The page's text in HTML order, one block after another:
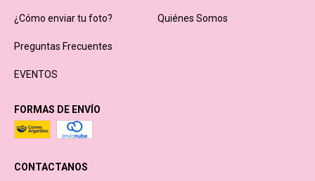
¿Cómo enviar tu foto? Quiénes Somos
Preguntas Frecuentes
EVENTOS
FORMAS DE ENVÍO
CONTACTANOS